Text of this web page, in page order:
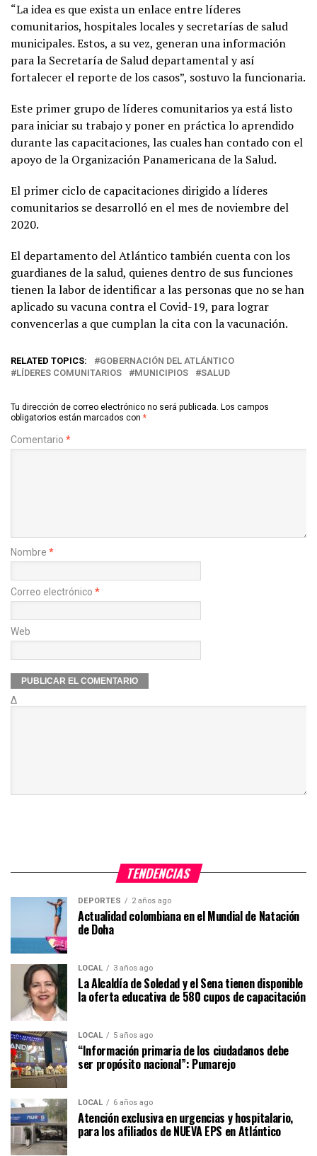
“La idea es que exista un enlace entre líderes
comunitarios, hospitales locales y secretarías de salud
municipales. Estos, a su vez, generan una información
para la Secretaría de Salud departamental y así
fortalecer el reporte de los casos”, sostuvo la funcionaria.
Este primer grupo de líderes comunitarios ya está listo
para iniciar su trabajo y poner en práctica lo aprendido
durante las capacitaciones, las cuales han contado con el
apoyo de la Organización Panamericana de la Salud.
El primer ciclo de capacitaciones dirigido a líderes
comunitarios se desarrolló en el mes de noviembre del
2020.
El departamento del Atlántico también cuenta con los
guardianes de la salud, quienes dentro de sus funciones
tienen la labor de identificar a las personas que no se han
aplicado su vacuna contra el Covid-19, para lograr
convencerlas a que cumplan la cita con la vacunación.
RELATED TOPICS:
GOBERNACIÓN DEL ATLÁNTICO
LÍDERES COMUNITARIOS
MUNICIPIOS SALUD
Tu dirección de correo electrónico no será publicada. Los campos
obligatorios están marcados con *
Comentario *
Nombre *
Correo electrónico *
Web
Δ
TENDENCIAS
DEPORTES 2 años ago
Actualidad colombiana en el Mundial de Natación
de Doha
LOCAL 3 años ago
La Alcaldía de Soledad y el Sena tienen disponible
la oferta educativa de 580 cupos de capacitación
LOCAL 5 años ago
“Información primaria de los ciudadanos debe
ser propósito nacional”: Pumarejo
LOCAL 6 años ago
Atención exclusiva en urgencias y hospitalario,
para los afiliados de NUEVA EPS en Atlántico